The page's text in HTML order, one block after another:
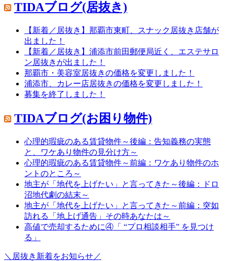
TIDAブログ(居抜き)
【新着／居抜き】那覇市東町、スナック居抜き店舗が
出ました！
【新着／居抜き】浦添市前田郵便局近く、エステサロ
ン居抜きが出ました！
那覇市・美容室居抜きの価格を変更しました！
浦添市、カレー店居抜きの価格を変更しました！
募集を終了しました！
TIDAブログ(お困り物件)
心理的瑕疵のある賃貸物件～後編：告知義務の実態
と、ワケあり物件の見分け方～
心理的瑕疵のある賃貸物件～前編：ワケあり物件のホ
ントのところ～
地主が「地代を上げたい」と言ってきた～後編：ドロ
沼地代劇の結末～
地主が「地代を上げたい」と言ってきた～前編：突如
訪れる「地上げ通告」その時あなたは～
高値で売却するために④「 “プロ相談相手” を見つけ
る」
＼居抜き新着をお知らせ／